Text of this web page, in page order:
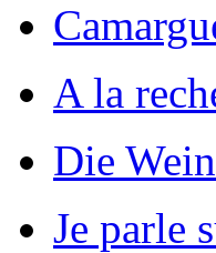
A la
Die
Je parle